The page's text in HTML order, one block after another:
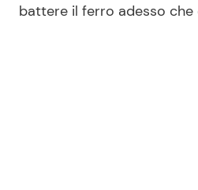
battere il ferro adesso che